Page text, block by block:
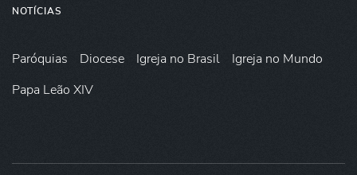
NOTÍCIAS
Paróquias Diocese Igreja no Brasil
Igreja no Mundo
Papa Leão XIV